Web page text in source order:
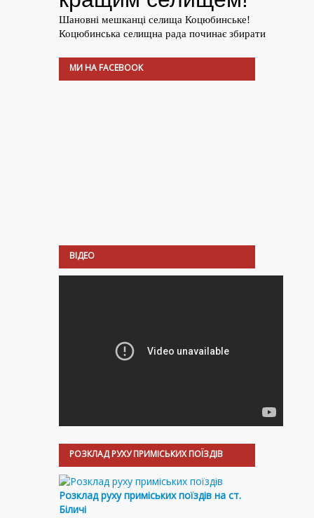
МИ НА FACEBOOK
ВІДЕО
РОЗКЛАД РУХУ ПРИМІСЬКИХ ПОЇЗДІВ
Розклад руху приміських поїздів на ст.
Біличі